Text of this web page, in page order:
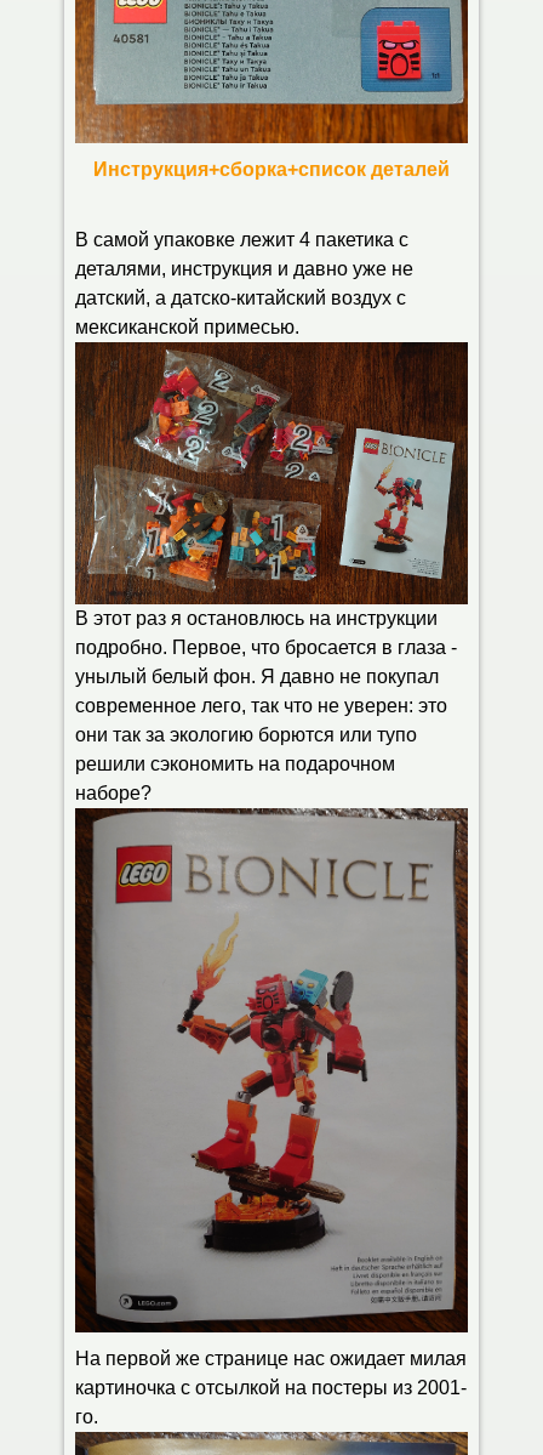
Инструкция+сборка+список деталей
В самой упаковке лежит 4 пакетика с
деталями, инструкция и давно уже не
датский, а датско-китайский воздух с
мексиканской примесью.
В этот раз я остановлюсь на инструкции
подробно. Первое, что бросается в глаза -
унылый белый фон. Я давно не покупал
современное лего, так что не уверен: это
они так за экологию борются или тупо
решили сэкономить на подарочном
наборе?
На первой же странице нас ожидает милая
картиночка с отсылкой на постеры из 2001-
го.